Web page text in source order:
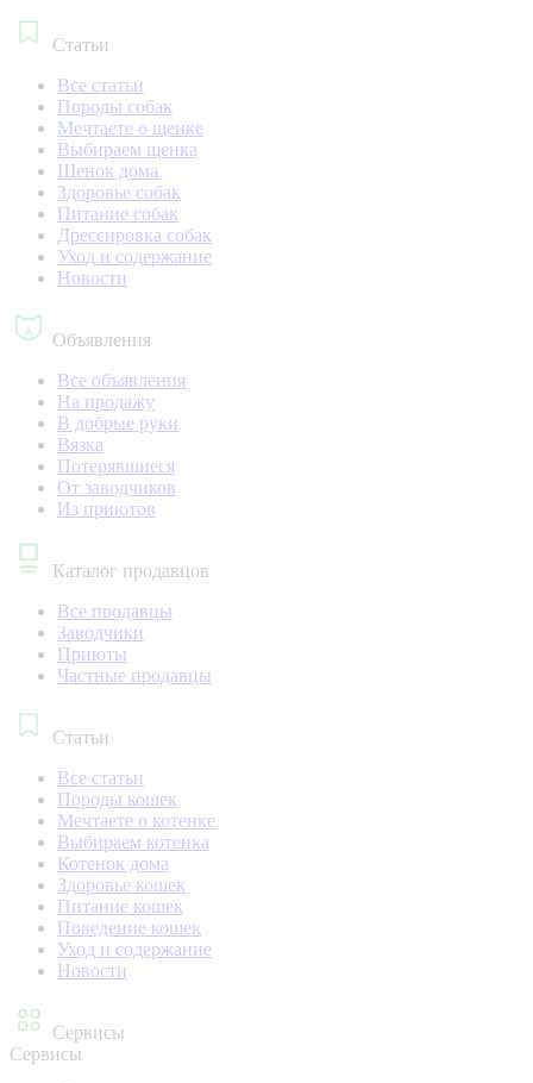
Статьи
Все статьи
Породы собак
Мечтаете о щенке
Выбираем щенка
Щенок дома
Здоровье собак
Питание собак
Дрессировка собак
Уход и содержание
Новости
Объявления
Все объявления
На продажу
В добрые руки
Вязка
Потерявшиеся
От заводчиков
Из приютов
Каталог продавцов
Все продавцы
Заводчики
Приюты
Частные продавцы
Статьи
Все статьи
Породы кошек
Мечтаете о котенке
Выбираем котенка
Котенок дома
Здоровье кошек
Питание кошек
Поведение кошек
Уход и содержание
Новости
Сервисы
Сервисы